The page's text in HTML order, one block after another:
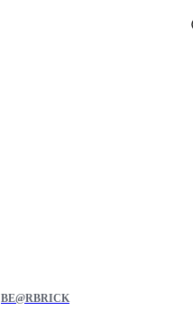
BE@RBRICK